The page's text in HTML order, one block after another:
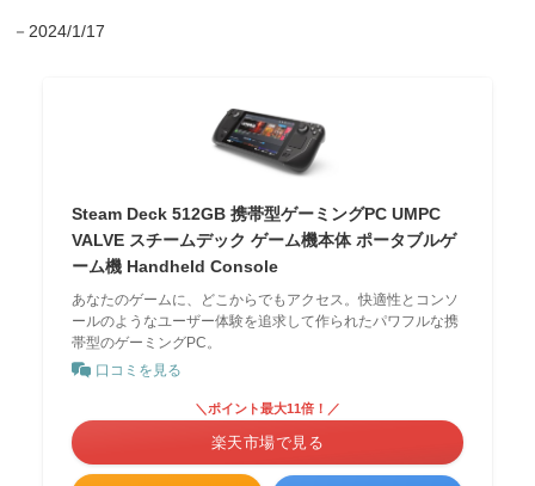
－2024/1/17
Steam Deck 512GB 携帯型ゲーミングPC UMPC
VALVE スチームデック ゲーム機本体 ポータブルゲ
ーム機 Handheld Console
あなたのゲームに、どこからでもアクセス。快適性とコンソ
ールのようなユーザー体験を追求して作られたパワフルな携
帯型のゲーミングPC。
口コミを見る
＼ポイント最大11倍！／
楽天市場で見る